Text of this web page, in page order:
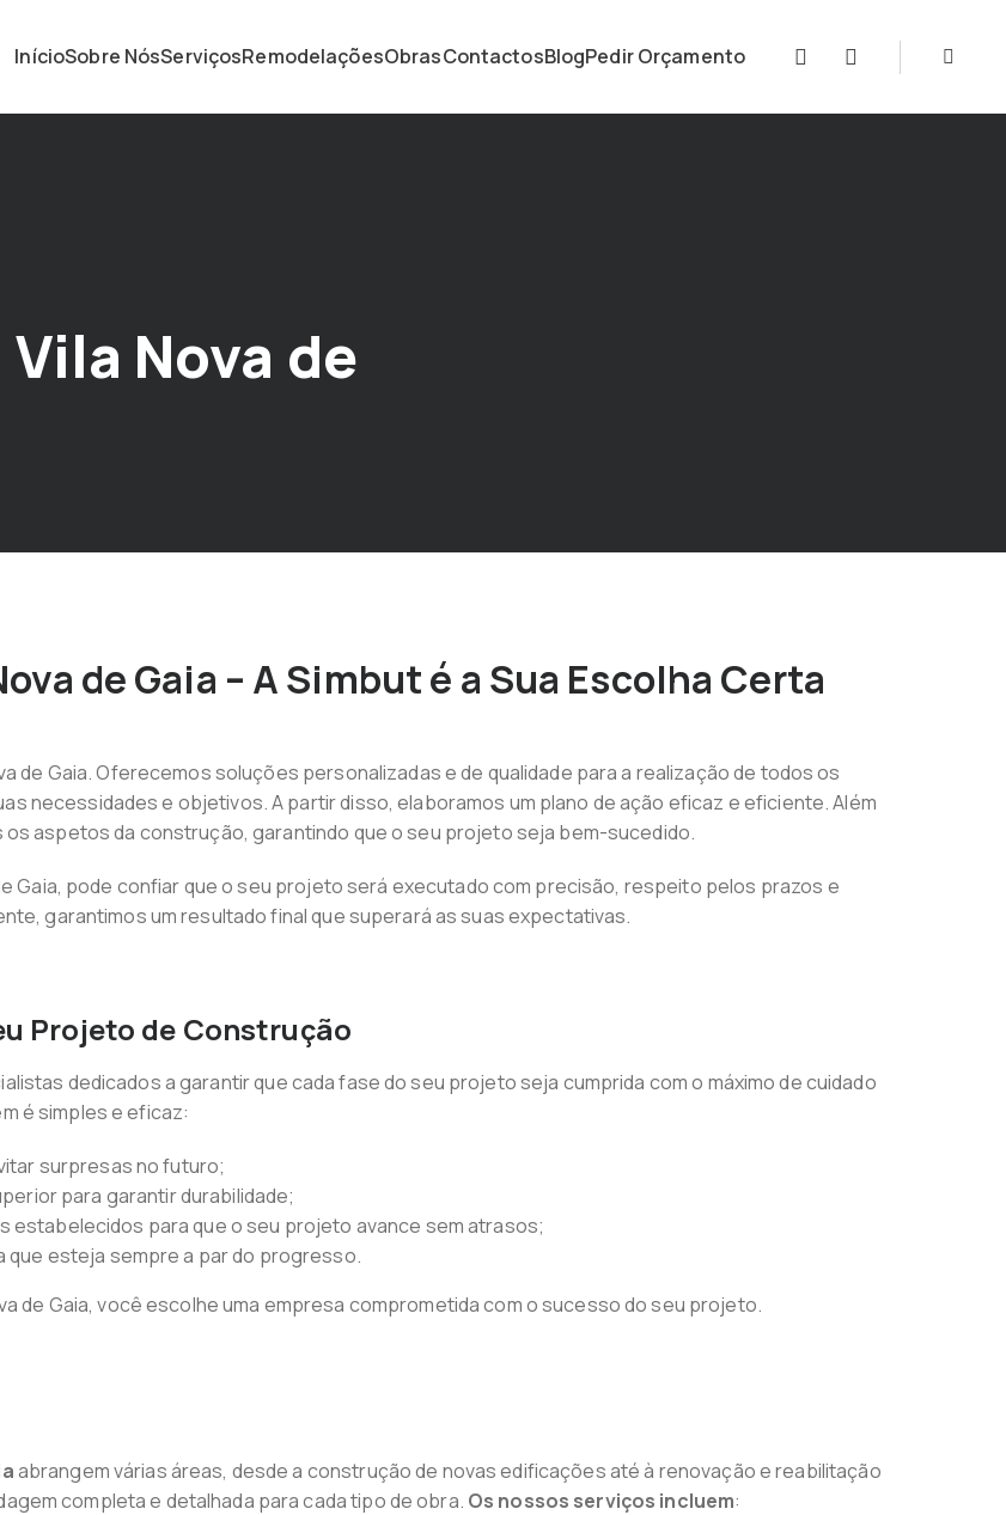
InícioSobre NósServiçosRemodelaçõesObrasContactosBlogPedir Orçamento
Nova de
de Gaia – A Simbut é a Sua Escolha Certa
de Gaia. Oferecemos soluções personalizadas e de qualidade para a realização de todos os
necessidades e objetivos. A partir disso, elaboramos um plano de ação eficaz e eficiente. Além
aspetos da construção, garantindo que o seu projeto seja bem-sucedido.
Gaia, pode confiar que o seu projeto será executado com precisão, respeito pelos prazos e
garantimos um resultado final que superará as suas expectativas.
Projeto de Construção
dedicados a garantir que cada fase do seu projeto seja cumprida com o máximo de cuidado
é simples e eficaz:
surpresas no futuro;
para garantir durabilidade;
estabelecidos para que o seu projeto avance sem atrasos;
que esteja sempre a par do progresso.
de Gaia, você escolhe uma empresa comprometida com o sucesso do seu projeto.
abrangem várias áreas, desde a construção de novas edificações até à renovação e reabilitação
completa e detalhada para cada tipo de obra. Os nossos serviços incluem: